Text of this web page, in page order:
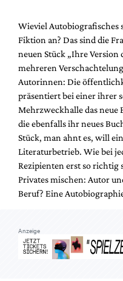
Redaktion
Autor:innen
Partner
Mediadaten
Suche
Wieviel Autobiografisches
Fiktion an? Das sind die
neuen Stück „Ihre Version
mehreren
Autorinnen: Die
präsentiert bei einer ihrer
Mehrzweckhalle das neue
die ebenfalls ihr neues
Stück, man ahnt es, will
Literaturbetrieb. Wie bei
Rezipienten erst so richtig
Privates mischen: Autor
Beruf? Eine
Anzeige